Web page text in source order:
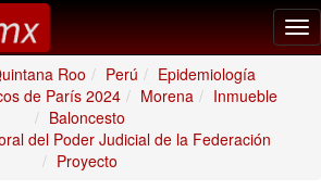
Roo Perú
Epidemiología
de París 2024
Morena
Inmueble
Baloncesto
del Poder Judicial de la Federación
Proyecto